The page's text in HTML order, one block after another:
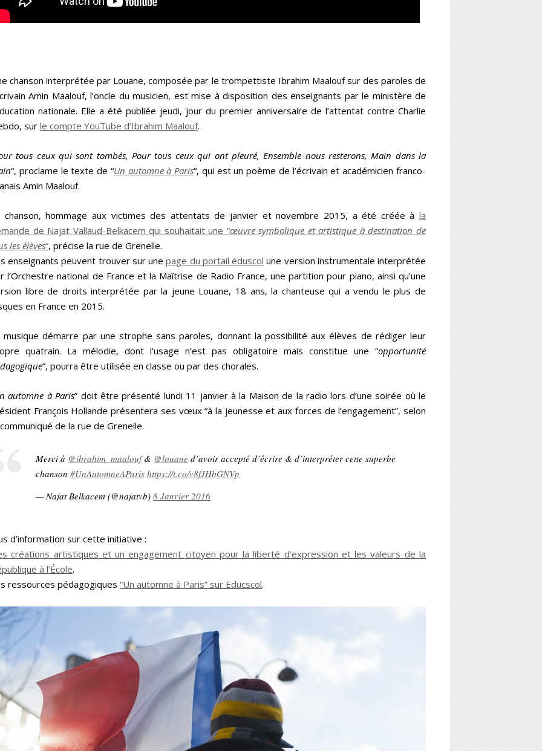
chanson interprétée par Louane, composée par le trompettiste Ibrahim Maalouf sur des paroles de
Amin Maalouf, l’oncle du musicien, est mise à disposition des enseignants par le ministère de
nationale. Elle a été publiée jeudi, jour du premier anniversaire de l’attentat contre Charlie
sur le compte YouTube d’Ibrahim Maalouf.
tous ceux qui sont tombés, Pour tous ceux qui ont pleuré, Ensemble nous resterons, Main dans la
“, proclame le texte de “Un automne à Paris“, qui est un poème de l’écrivain et académicien franco-
Amin Maalouf.
chanson, hommage aux victimes des attentats de janvier et novembre 2015, a été créée à la
de Najat Vallaud-Belkacem qui souhaitait une “œuvre symbolique et artistique à destination de
les élèves“, précise la rue de Grenelle.
enseignants peuvent trouver sur unepage du portail éduscol une version instrumentale interprétée
l’Orchestre national de France et la Maîtrise de Radio France, une partition pour piano, ainsi qu’une
libre de droits interprétée par la jeune Louane, 18 ans, la chanteuse qui a vendu le plus de
en France en 2015.
musique démarre par une strophe sans paroles, donnant la possibilité aux élèves de rédiger leur
quatrain. La mélodie, dont l’usage n’est pas obligatoire mais constitue une “opportunité
“, pourra être utilisée en classe ou par des chorales.
automne à Paris” doit être présenté lundi 11 janvier à la Maison de la radio lors d’une soirée où le
François Hollande présentera ses vœux “à la jeunesse et aux forces de l’engagement”, selon
de la rue de Grenelle.
Merci à @ibrahim_maalouf& @louane d’avoir accepté d’écrire & d’interpréter cette superbe
chanson #UnAutomneAParis https://t.co/v8fJHbGNVp
— Najat Belkacem (@najatvb) 8 Janvier 2016
d’information sur cette initiative :
créations artistiques et un engagement citoyen pour la liberté d’expression et les valeurs de la
à l’École.
ressources pédagogiques “Un automne à Paris” sur Educscol.